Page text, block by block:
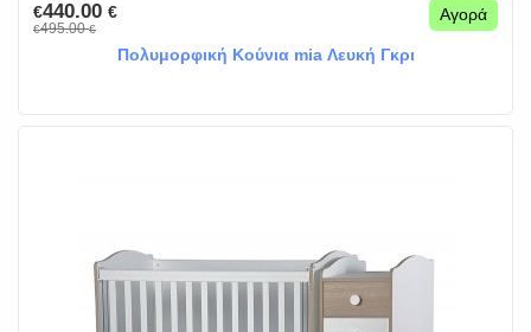
€440.00 €
€495.00€
Αγορά
Πολυμορφική Κούνια mia Λευκή Γκρι